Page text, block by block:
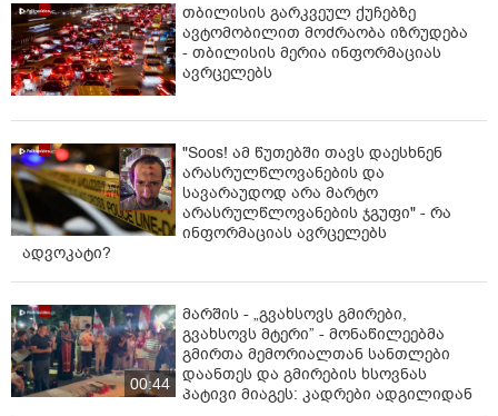
თბილისის გარკვეულ ქუჩებზე
ავტომობილით მოძრაობა იზრუდება
- თბილისის მერია ინფორმაციას
ავრცელებს
"Soos! ამ წუთებში თავს დაესხნენ
არასრულწლოვანების და
სავარაუდოდ არა მარტო
არასრულწლოვანების ჯგუფი" - რა
ინფორმაციას ავრცელებს
ადვოკატი?
00:44
მარშის - „გვახსოვს გმირები,
გვახსოვს მტერი” - მონაწილეებმა
გმირთა მემორიალთან სანთლები
დაანთეს და გმირების ხსოვნას
პატივი მიაგეს: კადრები ადგილიდან